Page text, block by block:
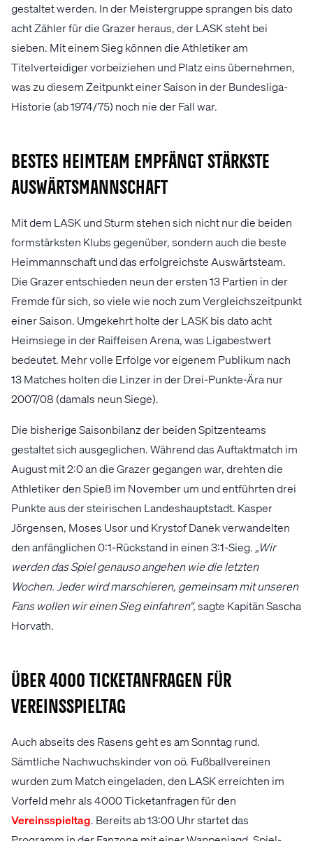
gestaltet werden. In der Meistergruppe sprangen bis dato
acht Zähler für die Grazer heraus, der LASK steht bei
sieben. Mit einem Sieg können die Athletiker am
Titelverteidiger vorbeiziehen und Platz eins übernehmen,
was zu diesem Zeitpunkt einer Saison in der Bundesliga-
Historie (ab 1974/75) noch nie der Fall war.
Bestes Heimteam empfängt stärkste
Auswärtsmannschaft
Mit dem LASK und Sturm stehen sich nicht nur die beiden
formstärksten Klubs gegenüber, sondern auch die beste
Heimmannschaft und das erfolgreichste Auswärtsteam.
Die Grazer entschieden neun der ersten 13 Partien in der
Fremde für sich, so viele wie noch zum Vergleichszeitpunkt
einer Saison. Umgekehrt holte der LASK bis dato acht
Heimsiege in der Raiffeisen Arena, was Ligabestwert
bedeutet. Mehr volle Erfolge vor eigenem Publikum nach
13 Matches holten die Linzer in der Drei-Punkte-Ära nur
2007/08 (damals neun Siege).
Die bisherige Saisonbilanz der beiden Spitzenteams
gestaltet sich ausgeglichen. Während das Auftaktmatch im
August mit 2:0 an die Grazer gegangen war, drehten die
Athletiker den Spieß im November um und entführten drei
Punkte aus der steirischen Landeshauptstadt. Kasper
Jörgensen, Moses Usor und Krystof Danek verwandelten
den anfänglichen 0:1-Rückstand in einen 3:1-Sieg. „Wir
werden das Spiel genauso angehen wie die letzten
Wochen. Jeder wird marschieren, gemeinsam mit unseren
Fans wollen wir einen Sieg einfahren“,sagte Kapitän Sascha
Horvath.
Über 4000 Ticketanfragen für
Vereinsspieltag
Auch abseits des Rasens geht es am Sonntag rund.
Sämtliche Nachwuchskinder von oö. Fußballvereinen
wurden zum Match eingeladen, den LASK erreichten im
Vorfeld mehr als 4000 Ticketanfragen für den
Vereinsspieltag. Bereits ab 13:00 Uhr startet das